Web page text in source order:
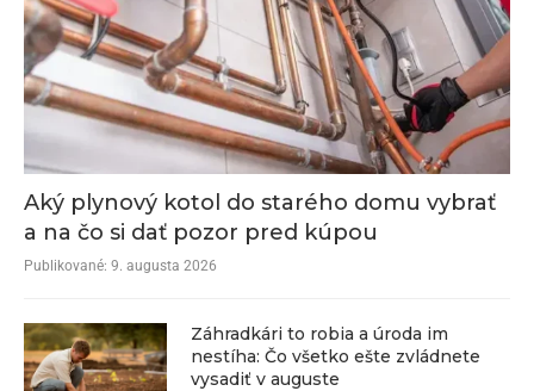
Aký plynový kotol do starého domu vybrať
a na čo si dať pozor pred kúpou
Publikované: 9. augusta 2026
Záhradkári to robia a úroda im
nestíha: Čo všetko ešte zvládnete
vysadiť v auguste